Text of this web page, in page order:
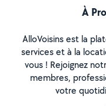
À
AlloVoisins est la
services et à la
vous ! Rejoignez
membres,
votre